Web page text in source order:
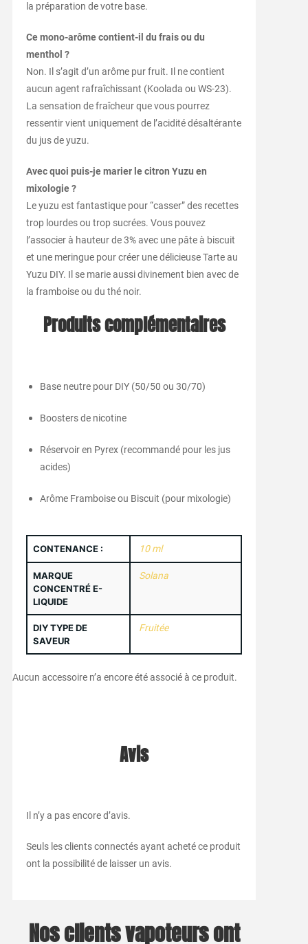
la préparation de votre base.
Ce mono-arôme contient-il du frais ou du
menthol ?
Non. Il s’agit d’un arôme pur fruit. Il ne contient
aucun agent rafraîchissant (Koolada ou WS-23).
La sensation de fraîcheur que vous pourrez
ressentir vient uniquement de l’acidité désaltérante
du jus de yuzu.
Avec quoi puis-je marier le citron Yuzu en
mixologie ?
Le yuzu est fantastique pour “casser” des recettes
trop lourdes ou trop sucrées. Vous pouvez
l’associer à hauteur de 3% avec une pâte à biscuit
et une meringue pour créer une délicieuse Tarte au
Yuzu DIY. Il se marie aussi divinement bien avec de
la framboise ou du thé noir.
Produits complémentaires
Base neutre pour DIY (50/50 ou 30/70)
Boosters de nicotine
Réservoir en Pyrex (recommandé pour les jus
acides)
Arôme Framboise ou Biscuit (pour mixologie)
CONTENANCE : 10 ml
MARQUE
CONCENTRÉ E-
LIQUIDE
Solana
DIY TYPE DE
SAVEUR
Fruitée
Aucun accessoire n’a encore été associé à ce produit.
Avis
Il n’y a pas encore d’avis.
Seuls les clients connectés ayant acheté ce produit
ont la possibilité de laisser un avis.
Nos clients vapoteurs ont